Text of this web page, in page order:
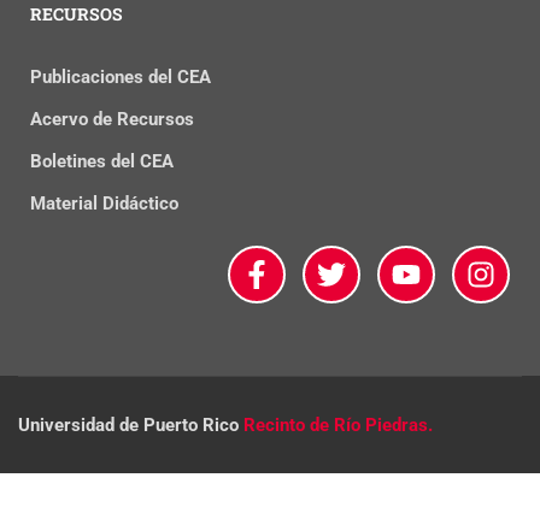
RECURSOS
Publicaciones del CEA
Acervo de Recursos
Boletines del CEA
Material Didáctico
Universidad de Puerto Rico Recinto de Río Piedras.